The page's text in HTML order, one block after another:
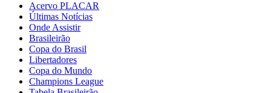
Acervo PLACAR
Últimas Notícias
Onde Assistir
Brasileirão
Copa do Brasil
Libertadores
Copa do Mundo
Champions League